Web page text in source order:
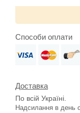
Способи оплати
Доставка
По всій Україні.
Надсилання в день